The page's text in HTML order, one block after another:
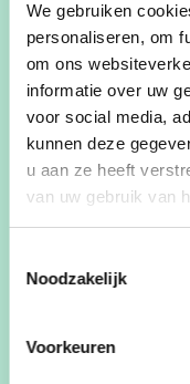
We gebruiken
personaliseren, om
om ons
informatie over uw
voor social media,
kunnen deze
u aan ze heeft
van uw gebruik van
Noodzakelijk
Voorkeuren